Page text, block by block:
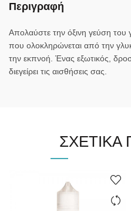
Περιγραφή
Απολαύστε την όξινη γεύση του
που ολοκληρώνεται από την
την εκπνοή. Ένας εξωτικός,
διεγείρει τις αισθήσεις σας.
ΣΧΕΤΙΚΆ